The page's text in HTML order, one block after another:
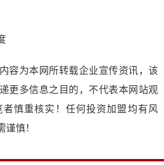
容为本网所转载企业宣传资讯，该
更多信息之目的，不代表本网站观
慎重核实！任何投资加盟均有风
谨慎！